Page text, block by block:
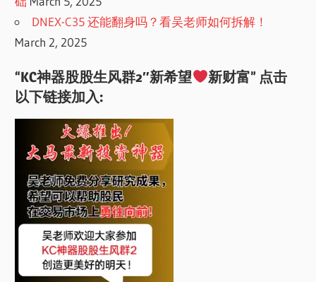
DNEX-C35 还能翻身吗？看吴老师如何拆解！
March 2, 2025
“KC神器股股生风群2″新希望
新财富” 点击
以下链接加入: